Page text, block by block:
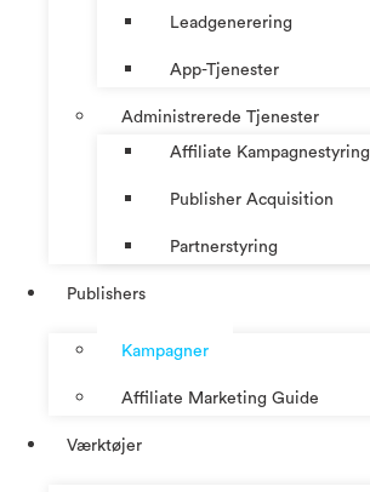
Leadgenerering
App-Tjenester
Administrerede Tjenester
Affiliate Kampagnestyring
Publisher Acquisition
Partnerstyring
Publishers
Kampagner
Affiliate Marketing Guide
Værktøjer